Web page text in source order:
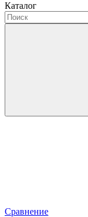
Каталог
Сравнение